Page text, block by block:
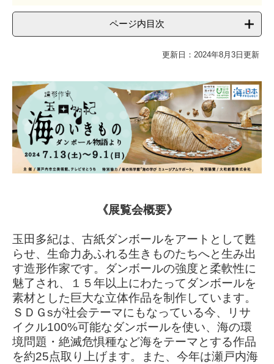
ページ内目次
更新日：2024年8月3日更新
《展覧会概要》
玉田多紀は、古紙ダンボールをアートとして甦
らせ、生命力あふれる生きものたちへと生み出
す造形作家です。ダンボールの強度と柔軟性に
魅了され、１５年以上にわたってダンボールを
素材とした巨大な立体作品を制作しています。
ＳＤＧsが社会テーマにもなっている今、リサ
イクル100%可能なダンボールを使い、海の環
境問題・絶滅危惧種など海をテーマとする作品
を約25点取り上げます。また、今年は瀬戸内海